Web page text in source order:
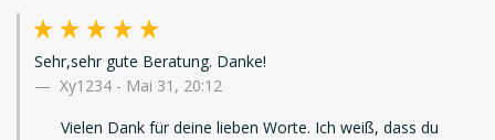
Sehr,sehr gute Beratung. Danke!
Xy1234 - Mai 31, 20:12
Vielen Dank für deine lieben Worte. Ich weiß, dass du